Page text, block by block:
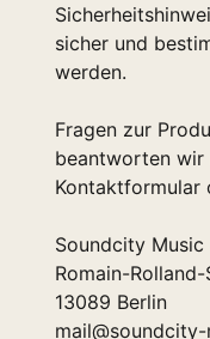
sicher und
werden.
Fragen zur
beantworten wir
Kontaktformular
Soundcity Music
Romain-
13089 Berlin